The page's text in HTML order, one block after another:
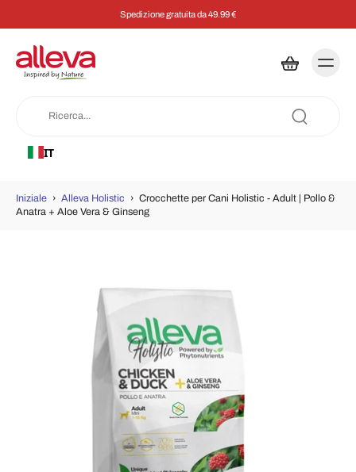
Spedizione gratuita da 49.99 €
IT
Iniziale › Alleva Holistic › Crocchette per Cani Holistic - Adult | Pollo &
Anatra + Aloe Vera & Ginseng